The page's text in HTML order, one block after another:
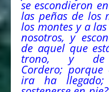
se escondieron
las peñas de los
los montes y a
nosotros, y
de aquel que
trono, y
Cordero;
ira ha